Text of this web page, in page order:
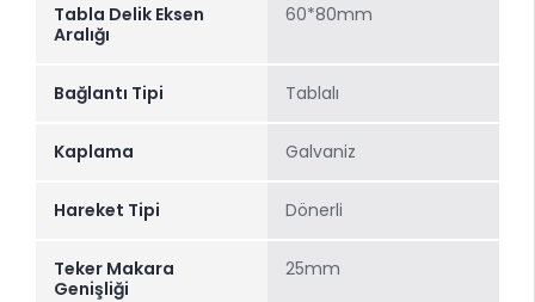
Tabla Delik Eksen
Aralığı
60*80mm
Bağlantı Tipi Tablalı
Kaplama Galvaniz
Hareket Tipi Dönerli
Teker Makara
Genişliği
25mm